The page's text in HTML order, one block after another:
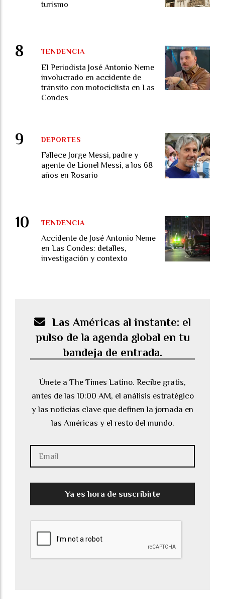
turismo
El Periodista José Antonio Neme
involucrado en accidente de
tránsito con motociclista en Las
Condes
TENDENCIA
Fallece Jorge Messi, padre y
agente de Lionel Messi, a los 68
años en Rosario
DEPORTES
Accidente de José Antonio Neme
en Las Condes: detalles,
investigación y contexto
TENDENCIA
Las Américas al instante: el
pulso de la agenda global en tu
bandeja de entrada.
Únete a The Times Latino. Recibe gratis,
antes de las 10:00 AM, el análisis estratégico
y las noticias clave que definen la jornada en
las Américas y el resto del mundo.
Ya es hora de suscribirte